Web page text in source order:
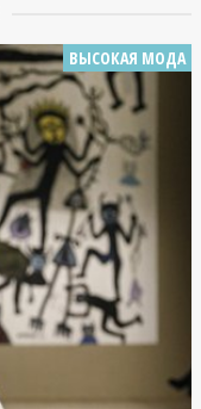
ВЫСОКАЯ МОДА